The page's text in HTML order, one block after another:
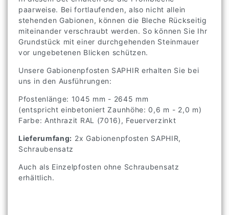
paarweise. Bei fortlaufenden, also nicht allein
stehenden Gabionen, können die Bleche Rückseitig
miteinander verschraubt werden. So können Sie Ihr
Grundstück mit einer durchgehenden Steinmauer
vor ungebetenen Blicken schützen.
Unsere Gabionenpfosten SAPHIR erhalten Sie bei
uns in den Ausführungen:
Pfostenlänge: 1045 mm - 2645 mm
(entspricht einbetoniert Zaunhöhe: 0,6 m - 2,0 m)
Farbe: Anthrazit RAL (7016), Feuerverzinkt
Lieferumfang: 2x Gabionenpfosten SAPHIR,
Schraubensatz
Auch als Einzelpfosten ohne Schraubensatz
erhältlich.